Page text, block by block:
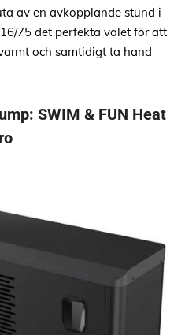
av en avkopplande stund i
75 det perfekta valet för att
och samtidigt ta hand
SWIM & FUN Heat